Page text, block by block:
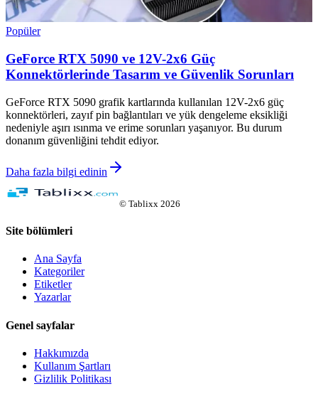
Popüler
GeForce RTX 5090 ve 12V-2x6 Güç
Konnektörlerinde Tasarım ve Güvenlik Sorunları
GeForce RTX 5090 grafik kartlarında kullanılan 12V-2x6 güç
konnektörleri, zayıf pin bağlantıları ve yük dengeleme eksikliği
nedeniyle aşırı ısınma ve erime sorunları yaşanıyor. Bu durum
donanım güvenliğini tehdit ediyor.
Daha fazla bilgi edinin
© Tablixx 2026
Site bölümleri
Ana Sayfa
Kategoriler
Etiketler
Yazarlar
Genel sayfalar
Hakkımızda
Kullanım Şartları
Gizlilik Politikası